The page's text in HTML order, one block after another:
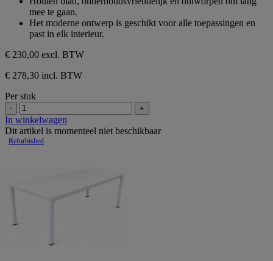
mee te gaan.
Het moderne ontwerp is geschikt voor alle toepassingen en
past in elk interieur.
€ 230,00 excl. BTW
€ 278,30 incl. BTW
Per stuk
- +
In winkelwagen
Dit artikel is momenteel niet beschikbaar